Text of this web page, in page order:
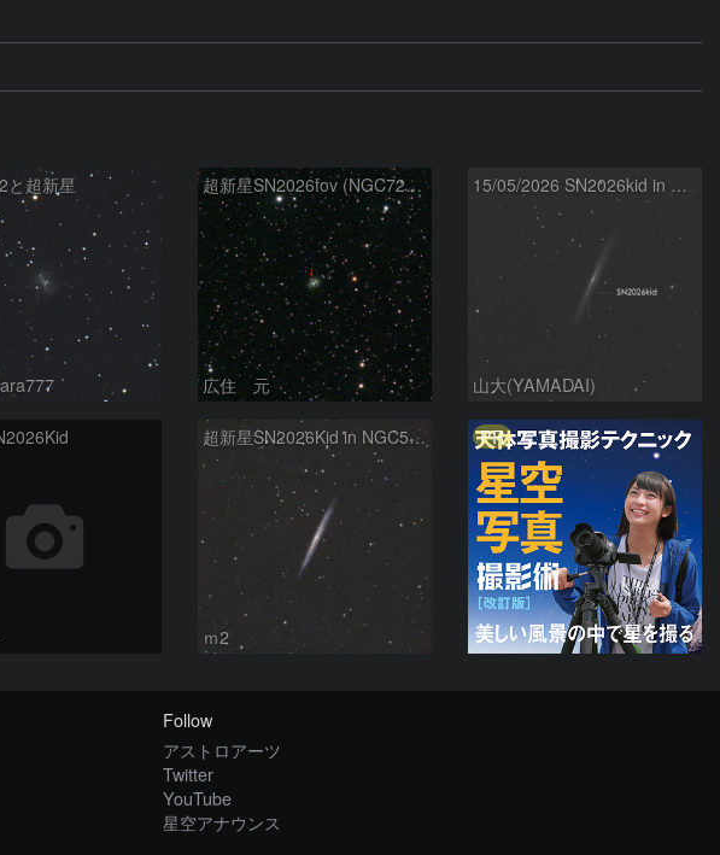
と超新星 超新星SN2026fov (NGC7292) 5/17
広住 元
15/05/2026 SN2026kid in NGC5907
山大(YAMADAI)
超新星SN2026Kid in NGC5907
ｍ2
PR
Follow
アストロアーツ
Twitter
YouTube
星空アナウンス